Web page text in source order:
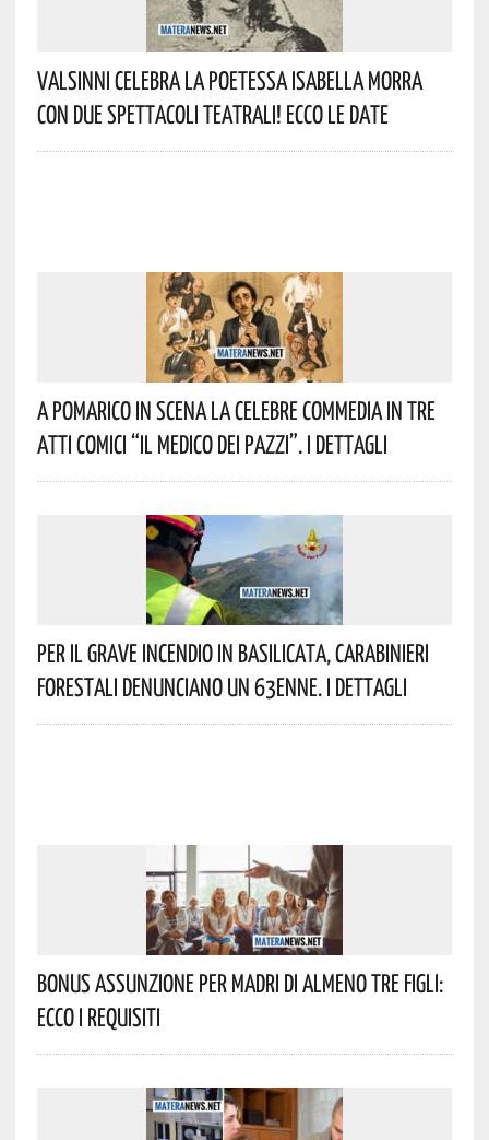
Valsinni Celebra La Poetessa Isabella Morra
Con Due Spettacoli Teatrali! Ecco Le Date
A Pomarico In Scena La Celebre Commedia In Tre
Atti Comici “Il Medico Dei Pazzi”. I Dettagli
Per Il Grave Incendio In Basilicata, Carabinieri
Forestali Denunciano Un 63enne. I Dettagli
Bonus Assunzione Per Madri Di Almeno Tre Figli:
Ecco I Requisiti